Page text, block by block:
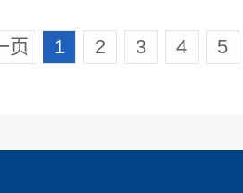
页 1 2 3 4 5